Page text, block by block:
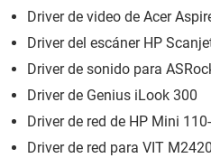
Driver de video de Acer
Driver del escáner HP
Driver de sonido para
Driver de Genius iLook 300
Driver de red de HP Mini
Driver de red para VIT M2420